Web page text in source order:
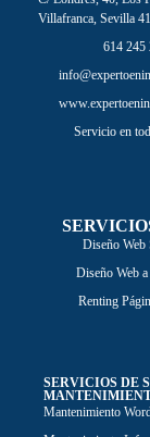
Villafranca, Sevilla
614 245
Servicio en
Diseño Web
Diseño Web
Renting
SERVICIOS DE
Mantenimiento